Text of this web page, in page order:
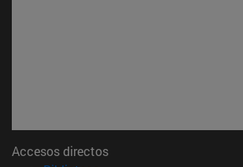
Accesos directos